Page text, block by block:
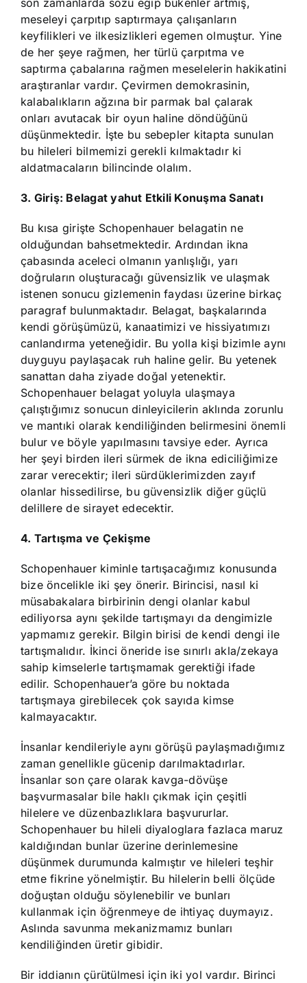
meseleyi çarpıtıp saptırmaya çalışanların
keyfilikleri ve ilkesizlikleri egemen olmuştur. Yine
de her şeye rağmen, her türlü çarpıtma ve
saptırma çabalarına rağmen meselelerin hakikatini
araştıranlar vardır. Çevirmen demokrasinin,
kalabalıkların ağzına bir parmak bal çalarak
onları avutacak bir oyun haline döndüğünü
düşünmektedir. İşte bu sebepler kitapta sunulan
bu hileleri bilmemizi gerekli kılmaktadır ki
aldatmacaların bilincinde olalım.
3. Giriş: Belagat yahut Etkili Konuşma Sanatı
Bu kısa girişte Schopenhauer belagatin ne
olduğundan bahsetmektedir. Ardından ikna
çabasında aceleci olmanın yanlışlığı, yarı
doğruların oluşturacağı güvensizlik ve ulaşmak
istenen sonucu gizlemenin faydası üzerine birkaç
paragraf bulunmaktadır. Belagat, başkalarında
kendi görüşümüzü, kanaatimizi ve hissiyatımızı
canlandırma yeteneğidir. Bu yolla kişi bizimle aynı
duyguyu paylaşacak ruh haline gelir. Bu yetenek
sanattan daha ziyade doğal yetenektir.
Schopenhauer belagat yoluyla ulaşmaya
çalıştığımız sonucun dinleyicilerin aklında zorunlu
ve mantıki olarak kendiliğinden belirmesini önemli
bulur ve böyle yapılmasını tavsiye eder. Ayrıca
her şeyi birden ileri sürmek de ikna ediciliğimize
zarar verecektir; ileri sürdüklerimizden zayıf
olanlar hissedilirse, bu güvensizlik diğer güçlü
delillere de sirayet edecektir.
4. Tartışma ve Çekişme
Schopenhauer kiminle tartışacağımız konusunda
bize öncelikle iki şey önerir. Birincisi, nasıl ki
müsabakalara birbirinin dengi olanlar kabul
ediliyorsa aynı şekilde tartışmayı da dengimizle
yapmamız gerekir. Bilgin birisi de kendi dengi ile
tartışmalıdır. İkinci öneride ise sınırlı akla/zekaya
sahip kimselerle tartışmamak gerektiği ifade
edilir. Schopenhauer’a göre bu noktada
tartışmaya girebilecek çok sayıda kimse
kalmayacaktır.
İnsanlar kendileriyle aynı görüşü paylaşmadığımız
zaman genellikle gücenip darılmaktadırlar.
İnsanlar son çare olarak kavga-dövüşe
başvurmasalar bile haklı çıkmak için çeşitli
hilelere ve düzenbazlıklara başvururlar.
Schopenhauer bu hileli diyaloglara fazlaca maruz
kaldığından bunlar üzerine derinlemesine
düşünmek durumunda kalmıştır ve hileleri teşhir
etme fikrine yönelmiştir. Bu hilelerin belli ölçüde
doğuştan olduğu söylenebilir ve bunları
kullanmak için öğrenmeye de ihtiyaç duymayız.
Aslında savunma mekanizmamız bunları
kendiliğinden üretir gibidir.
Bir iddianın çürütülmesi için iki yol vardır. Birinci